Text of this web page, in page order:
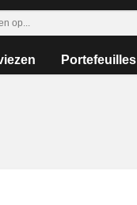
Portefeuilles